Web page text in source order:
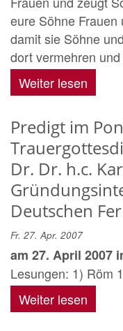
eure Söhne Frauen
damit sie Söhne
dort vermehren
Weiter lesen
Predigt im
Dr. Dr. h.c.
Deutschen
Fr. 27. Apr. 2007
am 27. April 2007
Lesungen: 1) Röm
Weiter lesen